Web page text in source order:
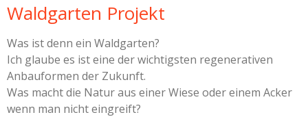
Waldgarten Projekt
Was ist denn ein Waldgarten?
Ich glaube es ist eine der wichtigsten regenerativen
Anbauformen der Zukunft.
Was macht die Natur aus einer Wiese oder einem Acker
wenn man nicht eingreift?